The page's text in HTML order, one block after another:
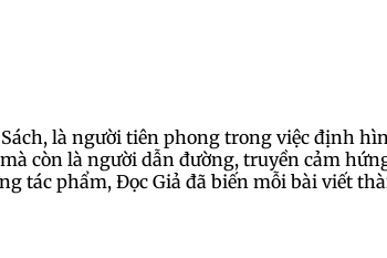
là người tiên phong trong việc định
còn là người dẫn đường, truyền cảm
phẩm, Đọc Giả đã biến mỗi bài viết